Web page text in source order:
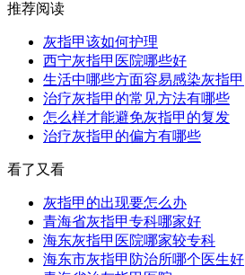
推荐阅读
灰指甲该如何护理
西宁灰指甲医院哪些好
生活中哪些方面容易感染灰指甲
治疗灰指甲的常见方法有哪些
怎么样才能避免灰指甲的复发
治疗灰指甲的偏方有哪些
看了又看
灰指甲的出现要怎么办
青海省灰指甲专科哪家好
海东灰指甲医院哪家较专科
海东市灰指甲防治所哪个医生好